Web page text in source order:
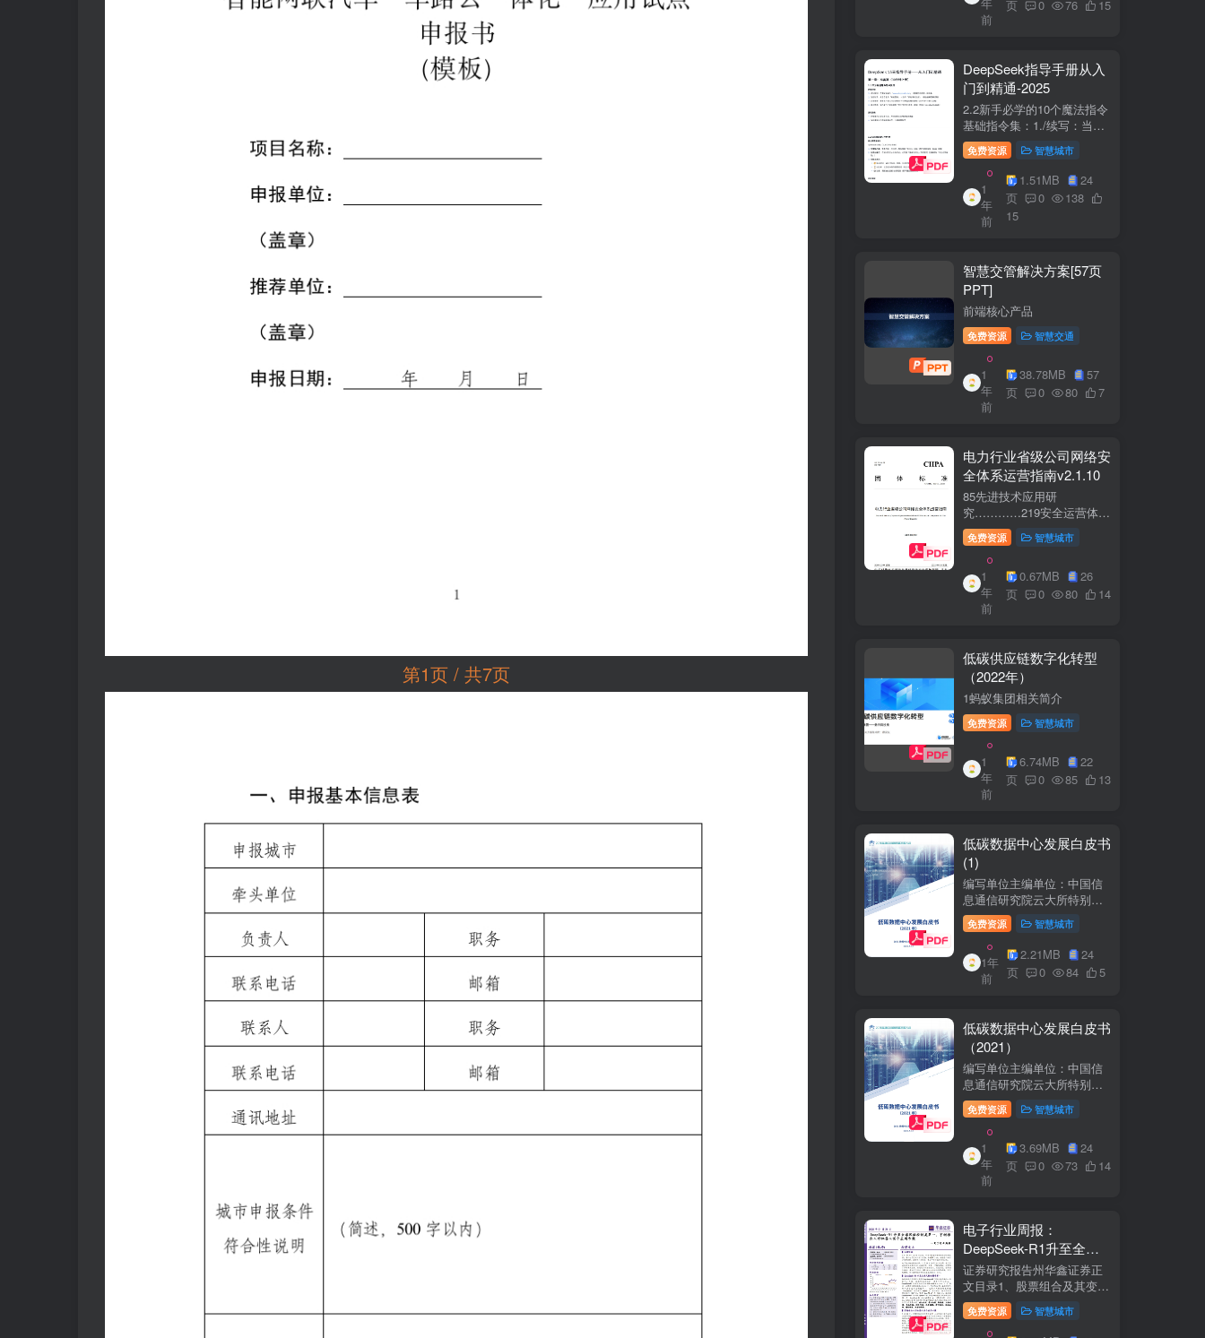
第1页 / 共7页
+医疗企业案例分析5中国互
联网+医疗...
年
前
页 0 76 15
DeepSeek指导手册从入
门到精通-2025
2.2新手必学的10个魔法指令
基础指令集：1./续写：当回
答中断时自动继续生成2./简
化：将复杂内容转换成大白
话3./示例：要求展示实际案
例（特别是写代码时）4./步
骤：让AI分步骤指导操作流
程5./检...
免费资源 智慧城市
1
年
前
1.51MB
24
页
0
138
15
智慧交管解决方案[57页
PPT]
前端核心产品
免费资源 智慧交通
1
年
前
38.78MB
57
页
0 80 7
电力行业省级公司网络安
全体系运营指南v2.1.10
85先进技术应用研
究…………219安全运营体
系……2291网络安全运
营..2292业务安全运
营.......249.3网络与业务安全
联动.·26
免费资源 智慧城市
1
年
前
0.67MB
26
页
0 80 14
低碳供应链数字化转型
（2022年）
1蚂蚁集团相关简介
免费资源 智慧城市
1
年
前
6.74MB
22
页
0 85 13
低碳数据中心发展白皮书
(1)
编写单位主编单位：中国信
息通信研究院云大所特别鸣
谢：百度、阿里巴巴、腾
讯、中金数据、秦淮数据、
万国数据、河北省凤凰谷零
碳发展研究院、绿色和平等
单位的大力支持。
免费资源 智慧城市
1年
前
2.21MB
24
页
0 84 5
低碳数据中心发展白皮书
（2021）
编写单位主编单位：中国信
息通信研究院云大所特别鸣
谢：百度、阿里巴巴、腾
讯、中金数据、秦准数据、
万国数据、河北省凤凰谷零
碳发展研究院、绿色和平等
单位的大力支持。
免费资源 智慧城市
1
年
前
3.69MB
24
页
0 73 14
电子行业周报：
DeepSeek-R1升至全球
风格控制类第一，宇树推
出人形机器人首个应用方
案
证券研究报告州华鑫证券正
文目录1、股票组合及其变
化.51.1、本周重点推荐及推
荐组...51.2、海外龙头一
览。62、周度行情分析及展
免费资源 智慧城市